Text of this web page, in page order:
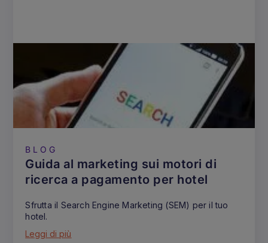
BLOG
Guida al marketing sui motori di
ricerca a pagamento per hotel
Sfrutta il Search Engine Marketing (SEM) per il tuo
hotel.
Leggi di più